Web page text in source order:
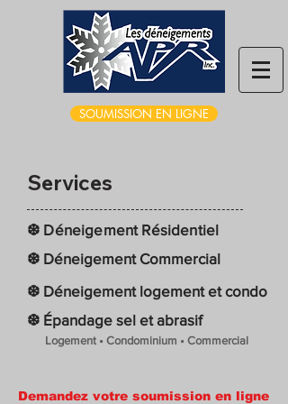
SOUMISSION EN LIGNE
Services
❆ Déneigement Résidentiel
❆ Déneigement Commercial
❆ Déneigement logement et condo
❆ Épandage sel et abrasif
Logement • Condominium • Commercial
Demandez votre soumission en ligne